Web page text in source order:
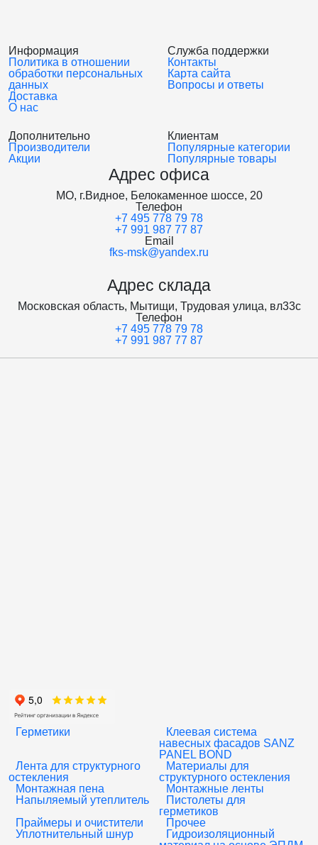
Информация
Политика в отношении
обработки персональных
данных
Доставка
О нас
Служба поддержки
Контакты
Карта сайта
Вопросы и ответы
Дополнительно
Производители
Акции
Клиентам
Популярные категории
Популярные товары
Адрес офиса
МО, г.Видное, Белокаменное шоссе, 20
Телефон
+7 495 778 79 78
+7 991 987 77 87
Email
fks-msk@yandex.ru
Адрес склада
Московская область, Мытищи, Трудовая улица, вл33с
Телефон
+7 495 778 79 78
+7 991 987 77 87
Герметики
Клеевая система
навесных фасадов SANZ
PANEL BOND
Лента для структурного
остекления
Материалы для
структурного остекления
Монтажная пена
Монтажные ленты
Напыляемый утеплитель
Пистолеты для
герметиков
Праймеры и очистители
Прочее
Уплотнительный шнур
Гидроизоляционный